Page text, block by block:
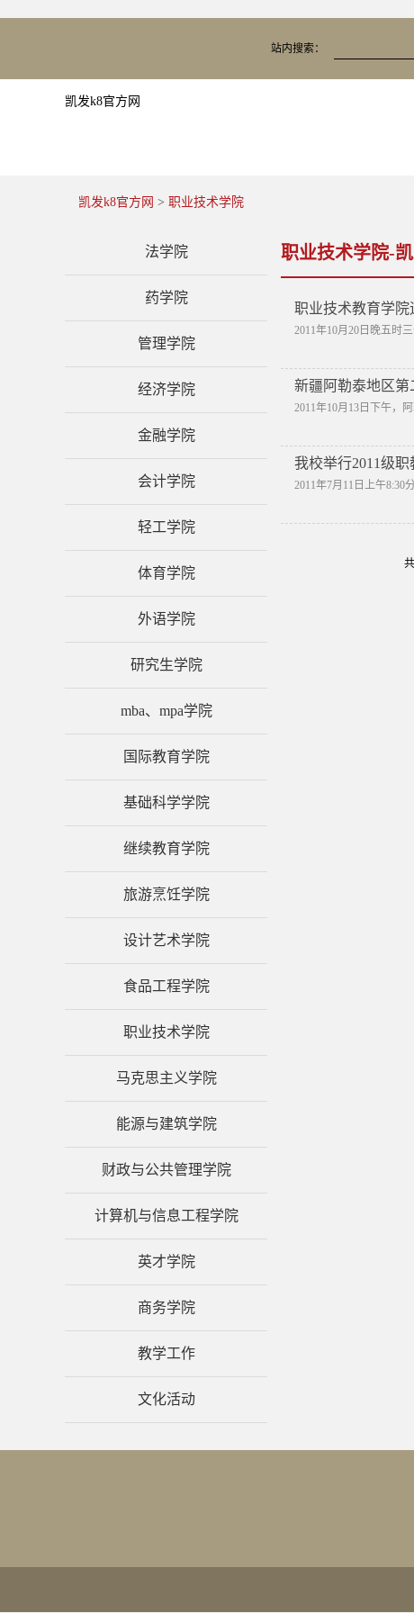
站内搜索：
凯发k8官方网
凯发k8官方网 > 职业技术学院
法学院
药学院
管理学院
经济学院
金融学院
会计学院
轻工学院
体育学院
外语学院
研究生学院
mba、mpa学院
国际教育学院
基础科学学院
继续教育学院
旅游烹饪学院
设计艺术学院
食品工程学院
职业技术学院
马克思主义学院
能源与建筑学院
财政与公共管理学院
计算机与信息工程学院
英才学院
商务学院
教学工作
文化活动
职业技术学院-
职业技术教育学院
2011年10月20日晚五时
新疆阿勒泰地区
2011年10月13日下午，
我校举行2011级
2011年7月11日上午8:30